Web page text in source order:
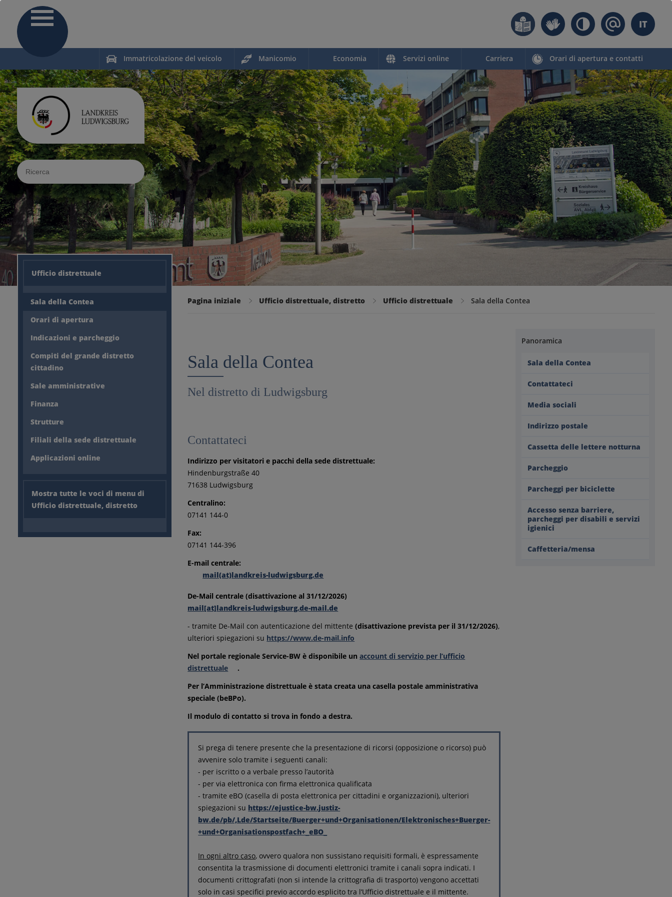
IT
Immatricolazione del veicolo Manicomio Economia Servizi online Carriera Orari di apertura e contatti
Sucheingabe
Ufficio distrettuale
Sala della Contea
Orari di apertura
Indicazioni e parcheggio
Compiti del grande distretto
cittadino
Sale amministrative
Finanza
Strutture
Filiali della sede distrettuale
Applicazioni online
Mostra tutte le voci di menu di
Ufficio distrettuale, distretto
Pagina iniziale Ufficio distrettuale, distretto Ufficio distrettuale Sala della Contea
Sala della Contea
Nel distretto di Ludwigsburg
Contattateci
Indirizzo per visitatori e pacchi della sede distrettuale:
Hindenburgstraße 40
71638 Ludwigsburg
Centralino:
07141 144-0
Fax:
07141 144-396
E-mail centrale:
mail(at)landkreis-ludwigsburg.de
De-Mail centrale (disattivazione al 31/12/2026)
mail[at]landkreis-ludwigsburg.de-mail.de
- tramite De-Mail con autenticazione del mittente(disattivazione prevista per il 31/12/2026),
ulteriori spiegazioni su https://www.de-mail.info
Nel portale regionale Service-BW è disponibile unaccount di servizio per l’ufficio
distrettuale
.
Per l’Amministrazione distrettuale è stata creata una casella postale amministrativa
speciale (beBPo).
Il modulo di contatto si trova in fondo a destra.
Si prega di tenere presente che la presentazione di ricorsi (opposizione o ricorso) può
avvenire solo tramite i seguenti canali:
- per iscritto o a verbale presso l’autorità
- per via elettronica con firma elettronica qualificata
- tramite eBO (casella di posta elettronica per cittadini e organizzazioni), ulteriori
spiegazioni su https://ejustice-bw.justiz-
bw.de/pb/,Lde/Startseite/Buerger+und+Organisationen/Elektronisches+Buerger-
+und+Organisationspostfach+_eBO_
In ogni altro caso, ovvero qualora non sussistano requisiti formali, è espressamente
consentita la trasmissione di documenti elettronici tramite i canali sopra indicati. I
documenti crittografati (non si intende la crittografia di trasporto) vengono accettati
solo in casi specifici previo accordo esplicito tra l’Ufficio distrettuale e il mittente.
Panoramica
Sala della Contea
Contattateci
Media sociali
Indirizzo postale
Cassetta delle lettere notturna
Parcheggio
Parcheggi per biciclette
Accesso senza barriere,
parcheggi per disabili e servizi
igienici
Caffetteria/mensa